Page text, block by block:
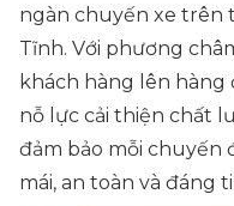
ngàn chuyến xe trên
Tĩnh. Với phương
khách hàng lên
nỗ lực cải thiện chất
đảm bảo mỗi chuyến
mái, an toàn và đáng